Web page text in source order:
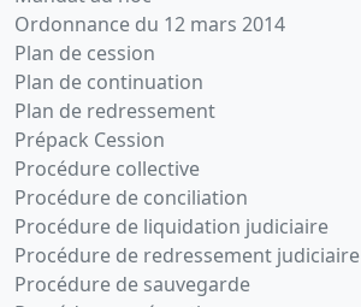
Ordonnance du 12 mars 2014
Plan de cession
Plan de continuation
Plan de redressement
Prépack Cession
Procédure collective
Procédure de conciliation
Procédure de liquidation judiciaire
Procédure de redressement judiciaire
Procédure de sauvegarde